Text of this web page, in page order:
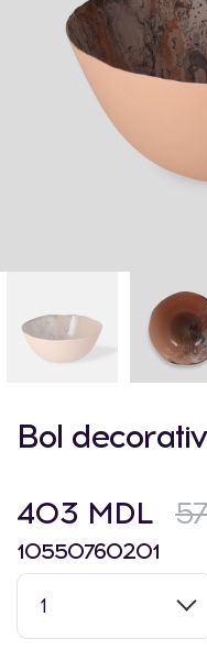
Bol
403 MDL
10550760201
1